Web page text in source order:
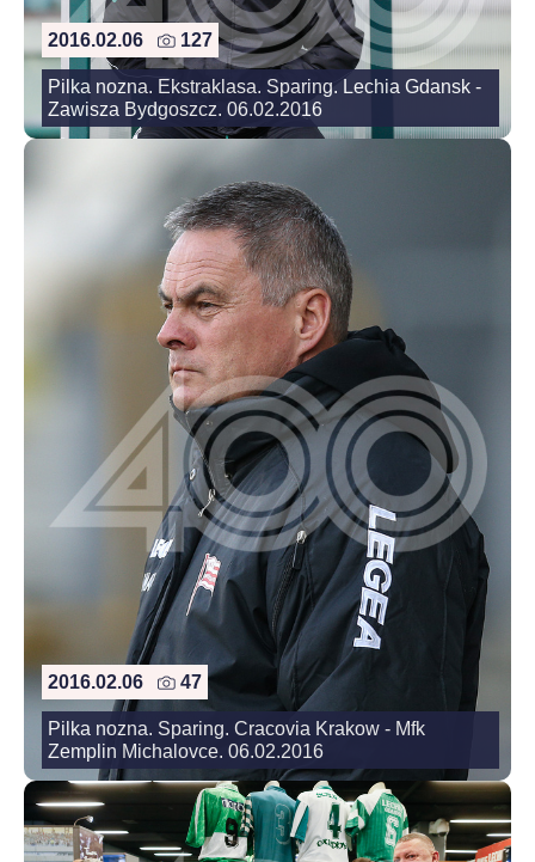
2016.02.06 127
Pilka nozna. Ekstraklasa. Sparing. Lechia Gdansk -
Zawisza Bydgoszcz. 06.02.2016
2016.02.06 47
Pilka nozna. Sparing. Cracovia Krakow - Mfk
Zemplin Michalovce. 06.02.2016